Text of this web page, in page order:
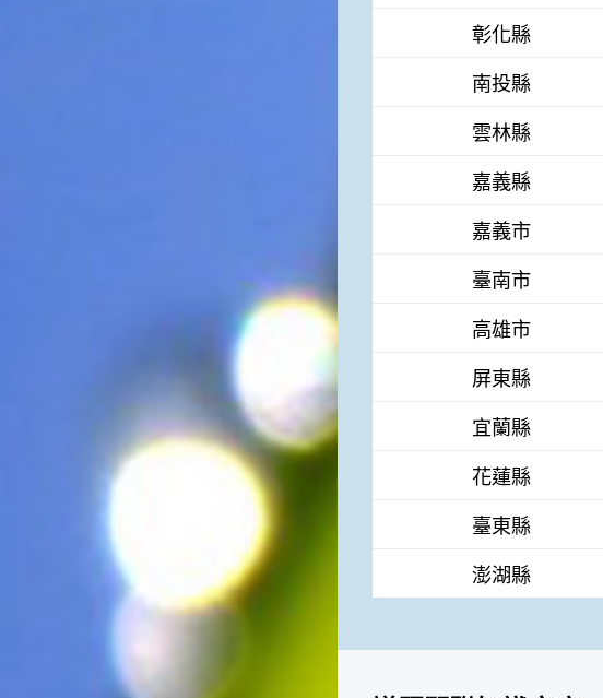
彰化縣
南投縣
雲林縣
嘉義縣
嘉義市
臺南市
高雄市
屏東縣
宜蘭縣
花蓮縣
臺東縣
澎湖縣